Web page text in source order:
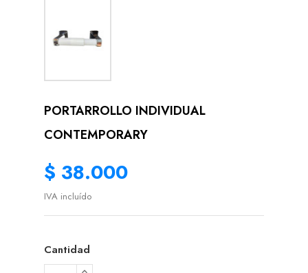
PORTARROLLO INDIVIDUAL
CONTEMPORARY
$ 38.000
IVA incluído
Cantidad